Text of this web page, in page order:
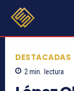
DESTACADAS
2 min. lectura